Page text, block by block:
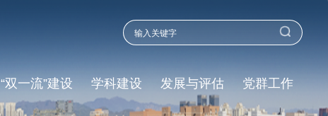
“双一流”建设 学科建设 发展与评估 党群工作